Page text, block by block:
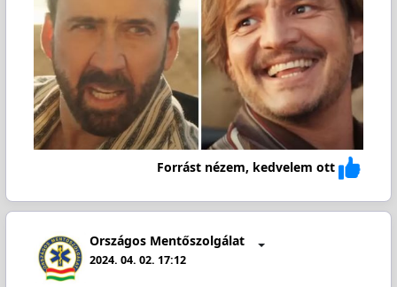
Forrást nézem, kedvelem ott
Országos Mentőszolgálat
2024. 04. 02. 17:12